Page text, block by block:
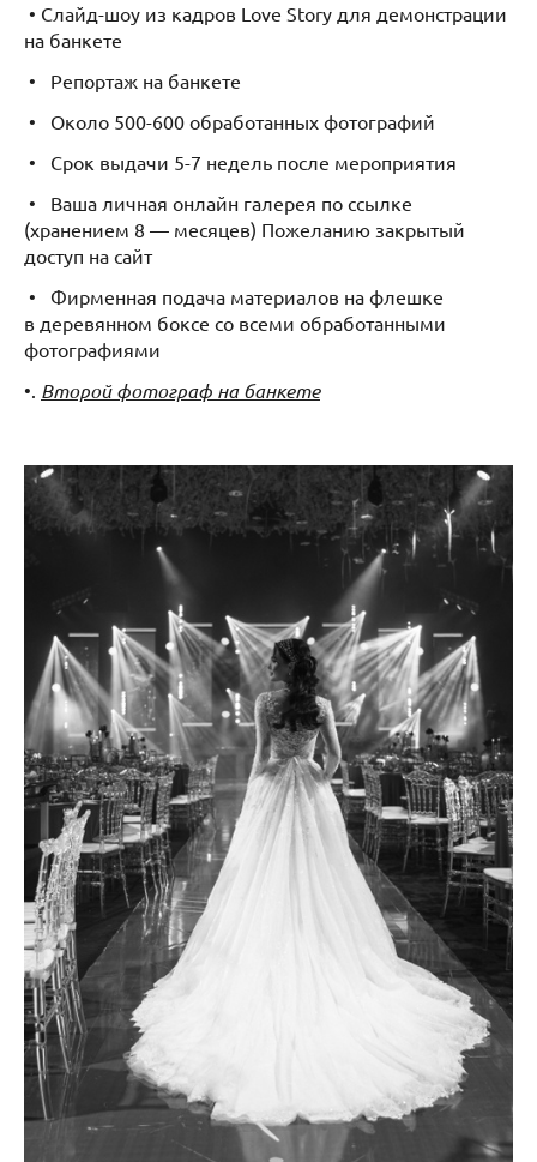
• Слайд-шоу из кадров Love Story для демонстрации
на банкете
• Репортаж на банкете
• Около 500-600 обработанных фотографий
• Срок выдачи 5-7 недель после мероприятия
• Ваша личная онлайн галерея по ссылке
(хранением 8 — месяцев) Пожеланию закрытый
доступ на сайт
• Фирменная подача материалов на флешке
в деревянном боксе со всеми обработанными
фотографиями
•. Второй фотограф на банкете